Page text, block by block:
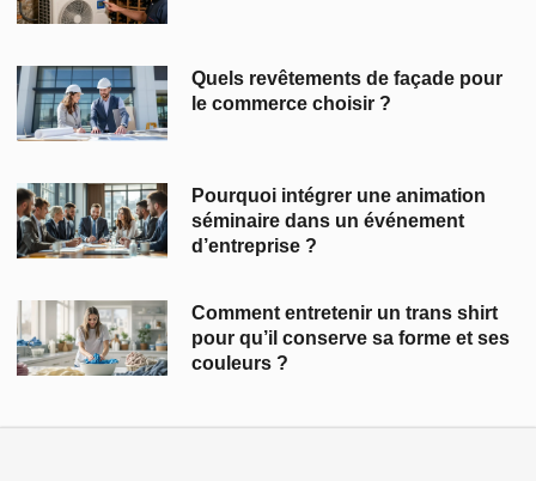
Quels revêtements de façade pour
le commerce choisir ?
Pourquoi intégrer une animation
séminaire dans un événement
d’entreprise ?
Comment entretenir un trans shirt
pour qu’il conserve sa forme et ses
couleurs ?